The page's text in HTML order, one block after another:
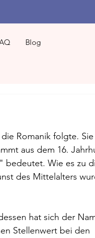
Blog
Romanik folgte. Sie
aus dem 16.
Wie es zu
des Mittelalters
hat sich der
Stellenwert bei den